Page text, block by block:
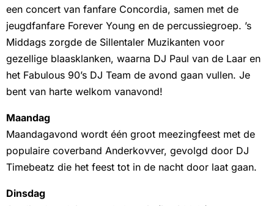
een concert van fanfare Concordia, samen met de
jeugdfanfare Forever Young en de percussiegroep. ’s
Middags zorgde de Sillentaler Muzikanten voor
gezellige blaasklanken, waarna DJ Paul van de Laar en
het Fabulous 90’s DJ Team de avond gaan vullen. Je
bent van harte welkom vanavond!
Maandag
Maandagavond wordt één groot meezingfeest met de
populaire coverband Anderkovver, gevolgd door DJ
Timebeatz die het feest tot in de nacht door laat gaan.
Dinsdag